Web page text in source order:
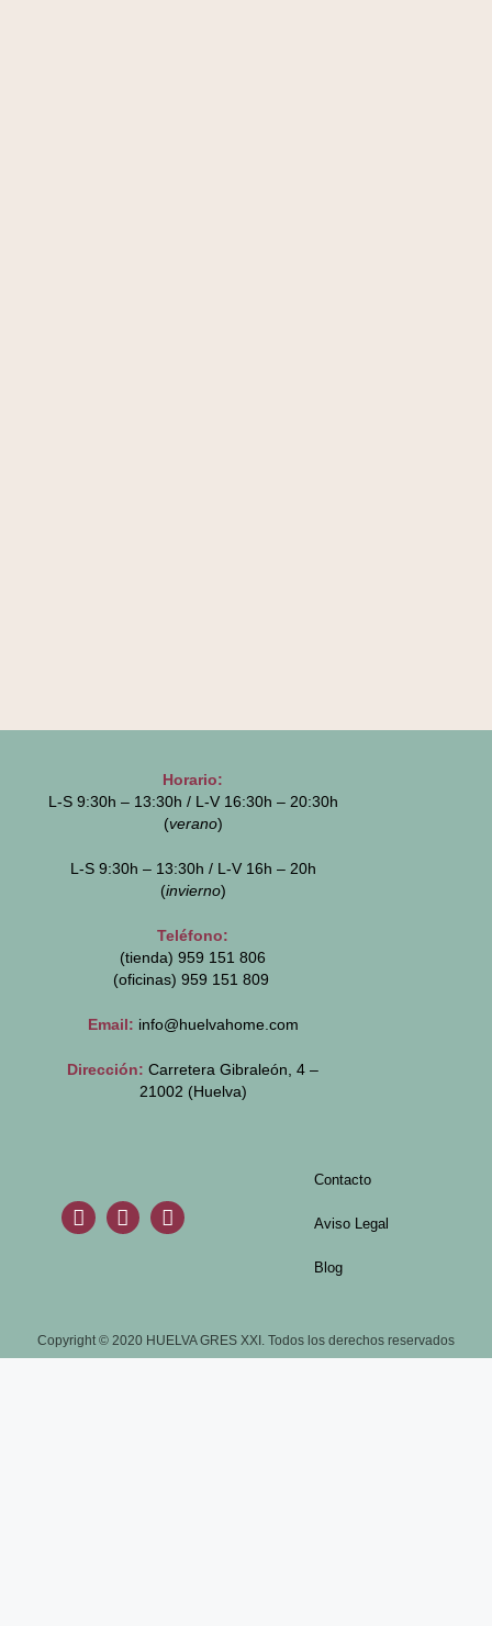
Horario:
L-S 9:30h – 13:30h / L-V 16:30h – 20:30h
(verano)
L-S 9:30h – 13:30h / L-V 16h – 20h
(invierno)
Teléfono:
(tienda) 959 151 806
(oficinas) 959 151 809
Email: info@huelvahome.com
Dirección: Carretera Gibraleón, 4 –
21002 (Huelva)
Contacto
Aviso Legal
Blog
Copyright © 2020 HUELVA GRES XXI. Todos los derechos reservados